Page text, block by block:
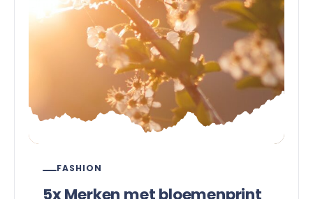
FASHION
5x Merken met bloemenprint